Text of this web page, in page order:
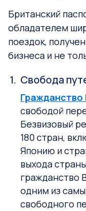
Британский
обладателем
поездок,
бизнеса и не
Свобода
Гражданство
свободой
Безвизовый
180 стран,
Японию и
выхода
гражданство
одним из
свободного